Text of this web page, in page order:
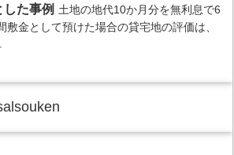
した事例 土地の地代10か月分を無利息で6
敷金として預けた場合の貸宅地の評価は、